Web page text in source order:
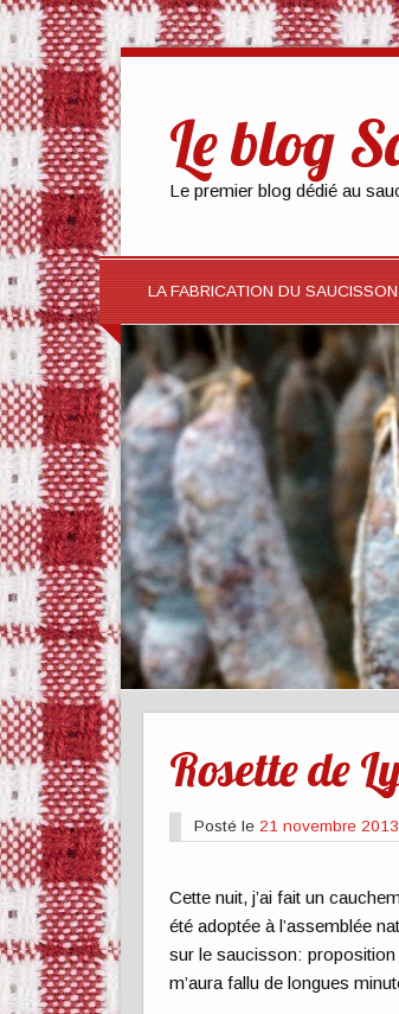
Le blog
Le premier blog dédié au
LA FABRICATION DU SAUCISSON
Rosette de
Posté le 21 novembre 2013
Cette nuit, j’ai fait un
été adoptée à l’assemblée
sur le saucisson: proposition
m’aura fallu de longues